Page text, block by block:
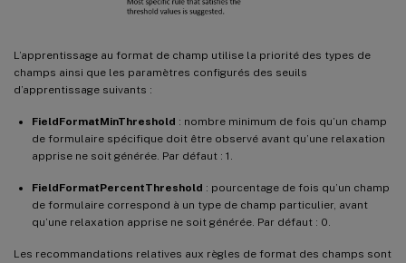
L’apprentissage au format de champ utilise la priorité des types de
champs ainsi que les paramètres configurés des seuils
d’apprentissage suivants :
FieldFormatMinThreshold : nombre minimum de fois qu’un champ
de formulaire spécifique doit être observé avant qu’une relaxation
apprise ne soit générée. Par défaut : 1.
FieldFormatPercentThreshold : pourcentage de fois qu’un champ
de formulaire correspond à un type de champ particulier, avant
qu’une relaxation apprise ne soit générée. Par défaut : 0.
Les recommandations relatives aux règles de format des champs sont